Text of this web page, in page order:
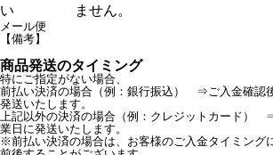
い
ません。
メール便
【備考】
商品発送のタイミング
特にご指定がない場合、
前払い決済の場合（例：銀行振込） ⇒ご入金確認
発送いたします。
上記以外の決済の場合（例：クレジットカード）
業日に発送いたします。
※前払い決済の場合は、お客様のご入金タイミング